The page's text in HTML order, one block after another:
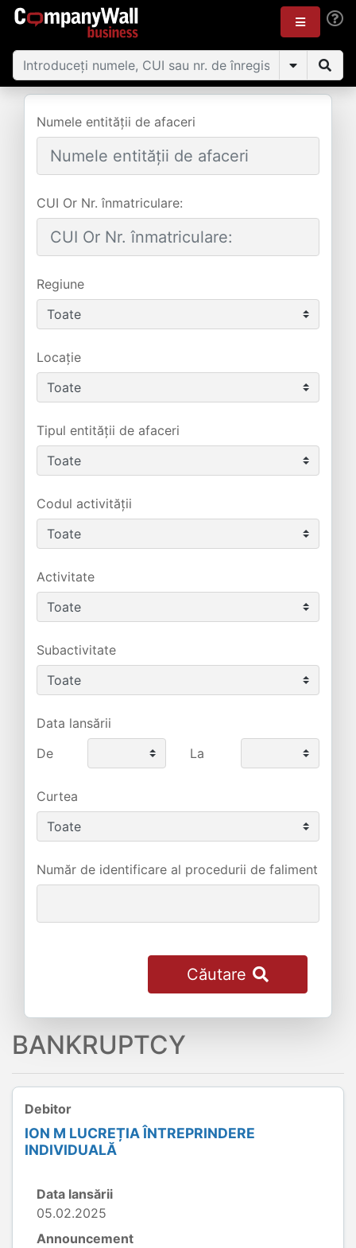
Numele entității de afaceri
CUI Or Nr. înmatriculare:
Regiune
Locație
Tipul entității de afaceri
Codul activității
Activitate
Subactivitate
Data lansării
De
La
Curtea
Număr de identificare al procedurii de faliment
Căutare
BANKRUPTCY
Debitor
ION M LUCREȚIA ÎNTREPRINDERE
INDIVIDUALĂ
Data lansării
05.02.2025
Announcement